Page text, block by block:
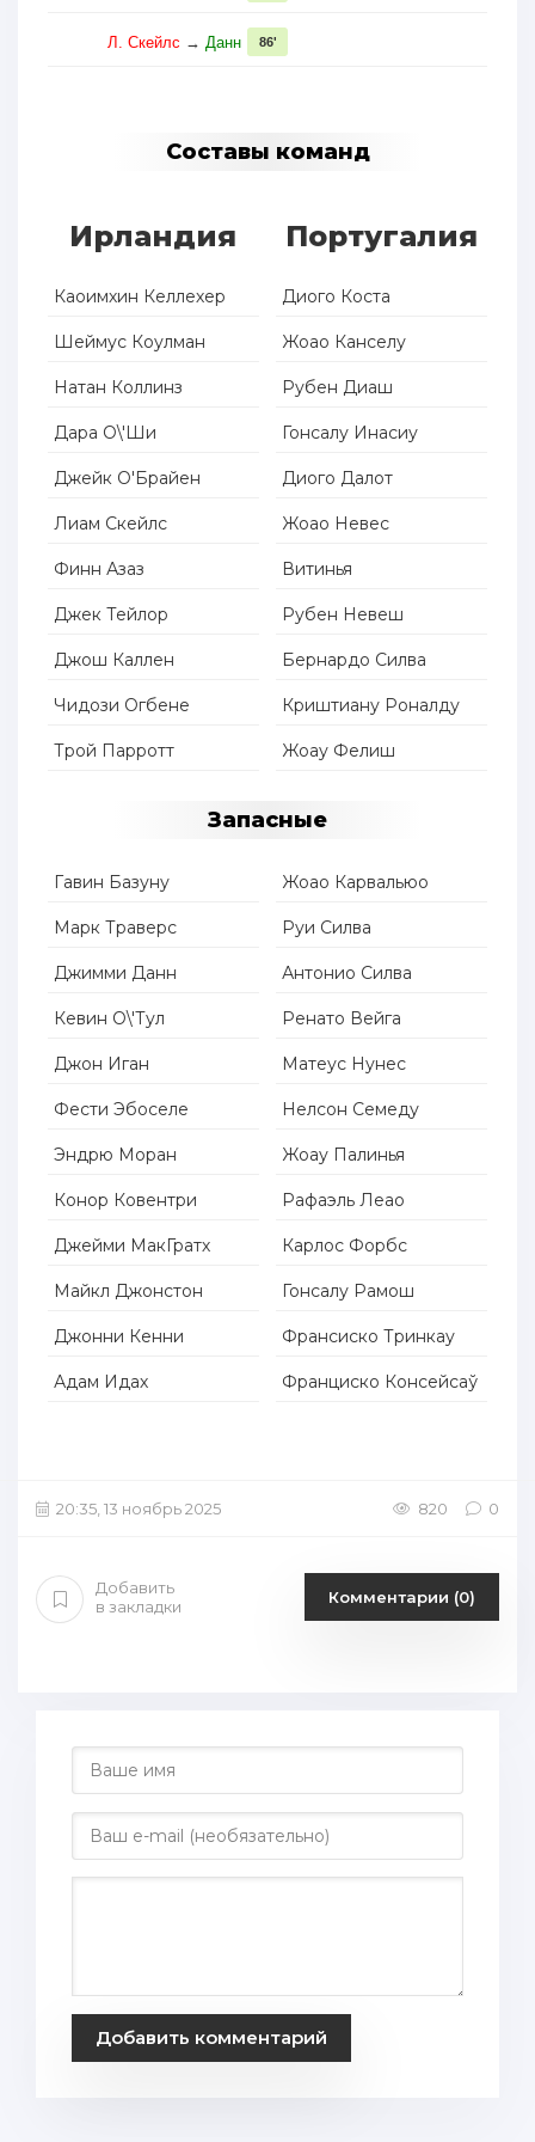
Л. Скейлс → Данн 86'
Составы команд
Ирландия
Каоимхин Келлехер
Шеймус Коулман
Натан Коллинз
Дара О\'Ши
Джейк О'Брайен
Лиам Скейлс
Финн Азаз
Джек Тейлор
Джош Каллен
Чидози Огбене
Трой Парротт
Португалия
Диого Коста
Жоао Канселу
Рубен Диаш
Гонсалу Инасиу
Диого Далот
Жоао Невес
Витинья
Рубен Невеш
Бернардо Силва
Криштиану Роналду
Жоау Фелиш
Запасные
Гавин Базуну
Марк Траверс
Джимми Данн
Кевин О\'Тул
Джон Иган
Фести Эбоселе
Эндрю Моран
Конор Ковентри
Джейми МакГратх
Майкл Джонстон
Джонни Кенни
Адам Идах
Жоао Карвальюо
Руи Силва
Антонио Силва
Ренато Вейга
Матеус Нунес
Нелсон Семеду
Жоау Палинья
Рафаэль Леао
Карлос Форбс
Гонсалу Рамош
Франсиско Тринкау
Франциско Консейсаў
20:35, 13 ноябрь 2025 820 0
Добавить
в закладки
Комментарии (0)
Добавить комментарий